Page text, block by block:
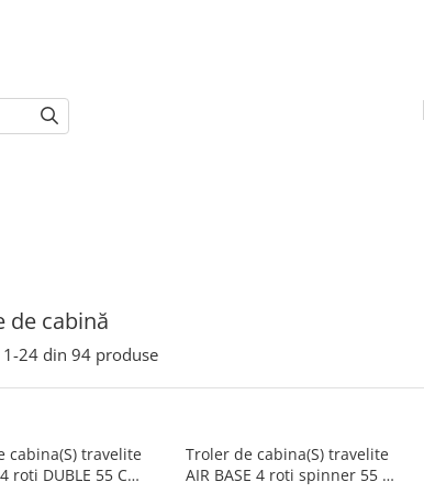
de cabină
1-24 din 94 produse
cabina(S) travelite
roti DUBLE 55 CM -
Troler de cabina(S) travelite
AIR BASE 4 roti spinner 55 x